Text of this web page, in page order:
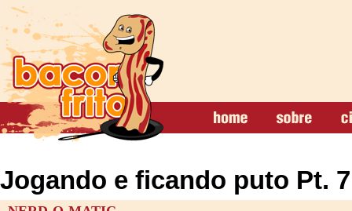
Jogando e ficando puto Pt. 7